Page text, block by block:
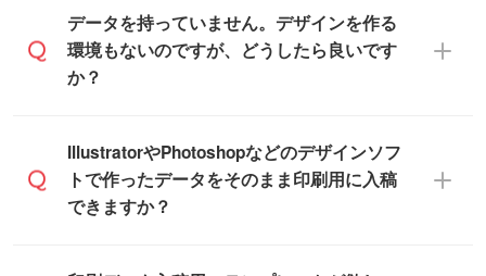
ュール」に注文予定日をご入力いただく
と、おおよその締切日や出荷目安をご確認
いただけます。
商品在庫や印刷ラインを確保するために
をお願いいたします。
※土日祝日を除く営業日換算です。
います。(透明袋、デザイン袋など)
【個包装なし】 個包装がされていない状
態で納品します。
データを持っていません。デザインを作る
環境もないのですが、どうしたら良いです
か？
無料の「デザインシミュレーター」を使え
ば、PCやスマホから簡単にデザインを作成
できます。スタンプやテンプレートも豊富
IllustratorやPhotoshopなどのデザインソフ
トで作ったデータをそのまま印刷用に入稿
できますか？